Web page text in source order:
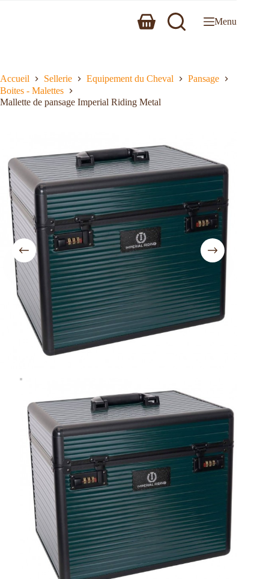
Menu
Accueil Sellerie Equipement du Cheval
Pansage
Boites - Malettes
Mallette de pansage Imperial Riding Metal